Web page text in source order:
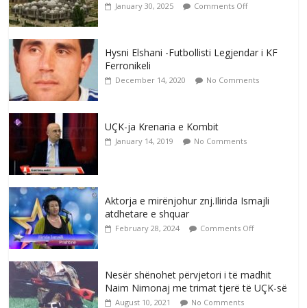
January 30, 2025 Comments Off
Hysni Elshani -Futbollisti Legjendar i KF
Ferronikeli
December 14, 2020 No Comments
UÇK-ja Krenaria e Kombit
January 14, 2019 No Comments
Aktorja e mirënjohur znj.Ilirida Ismajli
atdhetare e shquar
February 28, 2024 Comments Off
Nesër shënohet përvjetori i të madhit
Naim Nimonaj me trimat tjerë të UÇK-së
August 10, 2021 No Comments